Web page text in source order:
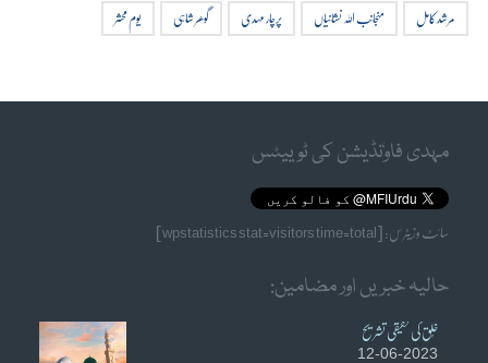
مرشد کامل
منجانب اللہ نشانیاں پرچار مہدی گوھر شاہی یوم محشر
مہدی فاوٗنڈیشن کی ٹوییٹس
سائٹ وزیٹرس: [wpstatistics stat=visitors time=total]
حالیہ خبریں اور مضامین:
خُلق کی حقیقی تشریح
12-06-2023